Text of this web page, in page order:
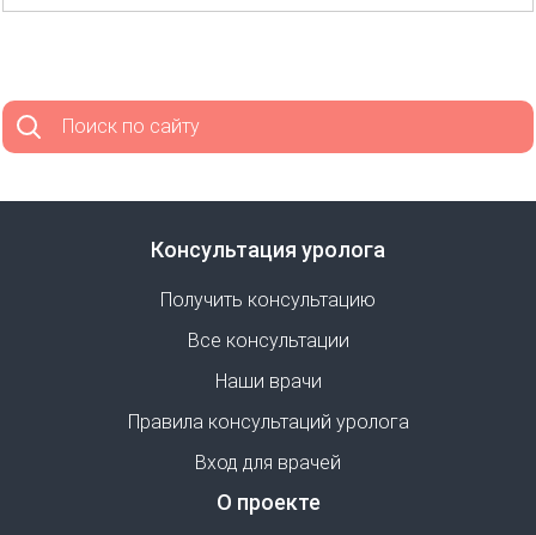
Поиск по сайту
Консультация уролога
Получить консультацию
Все консультации
Наши врачи
Правила консультаций уролога
Вход для врачей
О проекте